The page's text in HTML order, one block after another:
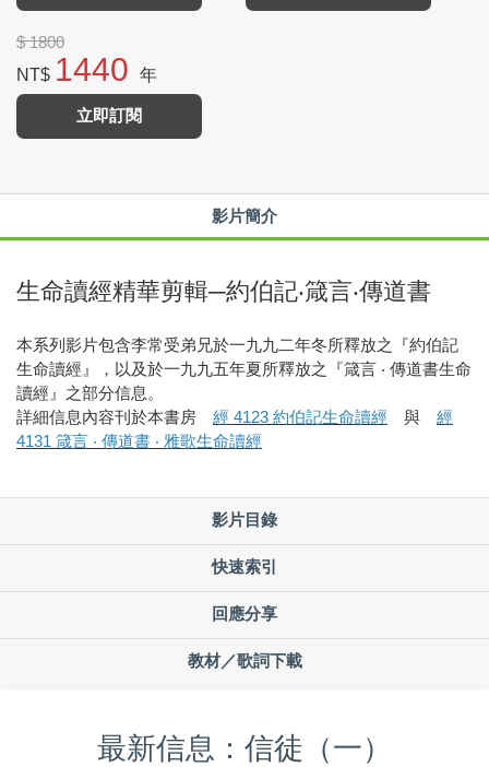
$ 1800
NT$ 1440 年
立即訂閱
影片簡介
生命讀經精華剪輯─約伯記‧箴言‧傳道書
本系列影片包含李常受弟兄於一九九二年冬所釋放之『約伯記
生命讀經』，以及於一九九五年夏所釋放之『箴言 ‧ 傳道書生命
讀經』之部分信息。
詳細信息內容刊於本書房 經 4123 約伯記生命讀經 與 經
4131 箴言 ‧ 傳道書 ‧ 雅歌生命讀經
影片目錄
快速索引
回應分享
教材／歌詞下載
最新信息：信徒（一）